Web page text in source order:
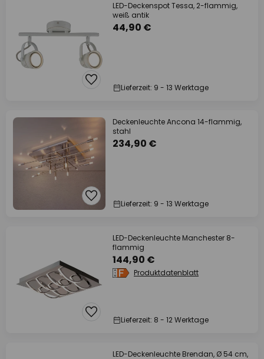
LED-Deckenspot Tessa, 2-flammig,
weiß antik
44,90 €
Lieferzeit: 9 - 13 Werktage
Deckenleuchte Ancona 14-flammig,
stahl
234,90 €
Lieferzeit: 9 - 13 Werktage
LED-Deckenleuchte Manchester 8-
flammig
144,90 €
Produktdatenblatt
Lieferzeit: 8 - 12 Werktage
LED-Deckenleuchte Brendan, Ø 54 cm,